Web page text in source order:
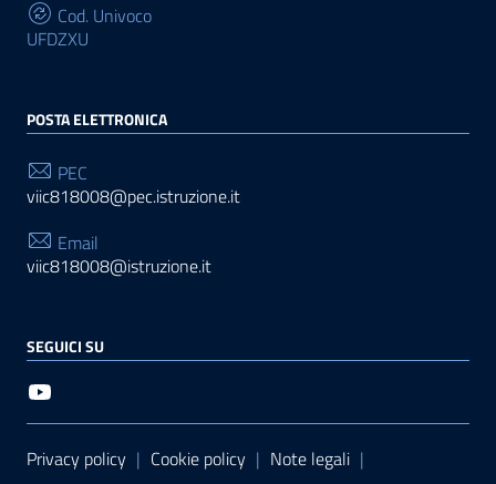
Cod. Univoco
UFDZXU
POSTA ELETTRONICA
PEC
viic818008@pec.istruzione.it
Email
viic818008@istruzione.it
SEGUICI SU
Sezione Link Utili
Privacy policy | Cookie policy | Note legali |